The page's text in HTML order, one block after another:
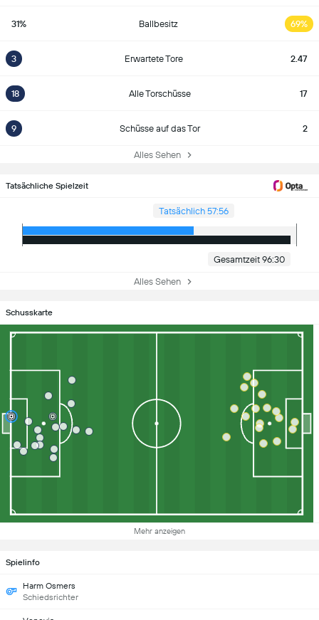
31% Ballbesitz 69%
3 Erwartete Tore 2.47
18 Alle Torschüsse 17
9 Schüsse auf das Tor 2
Alles Sehen
Tatsächliche Spielzeit
Tatsächlich 57:56
Gesamtzeit 96:30
Alles Sehen
Schusskarte
Mehr anzeigen
Spielinfo
Harm Osmers
Schiedsrichter